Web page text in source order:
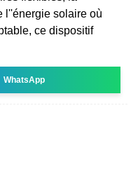
l''énergie solaire où
ce dispositif
WhatsApp